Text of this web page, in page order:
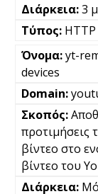
3
HTTP
yt-
devices
προτιμήσεις
βίντεο στο
βίντεο του